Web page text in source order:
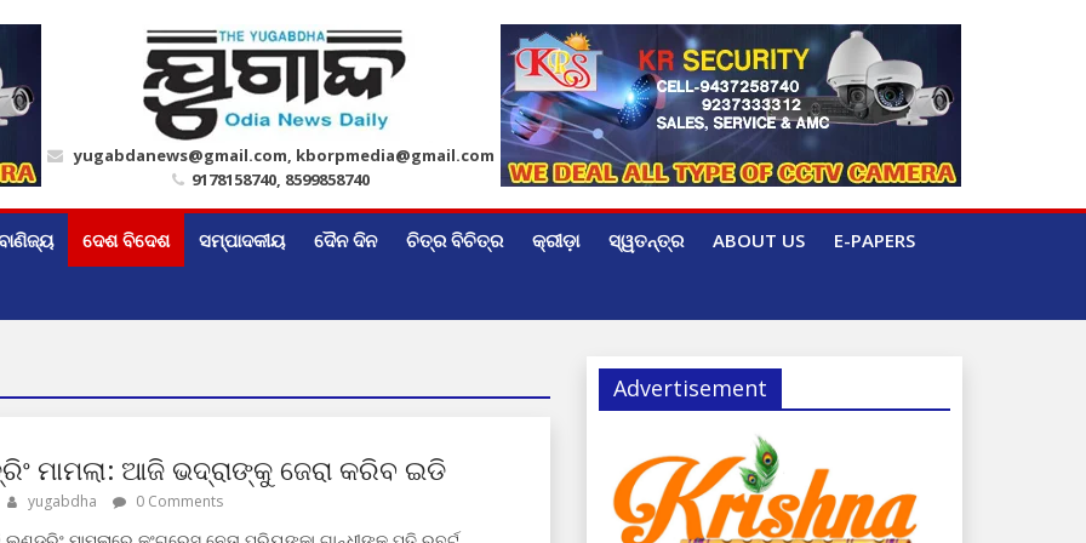
yugabdanews@gmail.com, kborpmedia@gmail.com
9178158740, 8599858740
ଦେଶ ବିଦେଶ ସମ୍ପାଦକୀୟ ଦୈନ ଦିନ ଚିତ୍ର ବିଚିତ୍ର କ୍ରୀଡ଼ା ସ୍ୱତନ୍ତ୍ର ABOUT US E-PAPERS
ମାମଲା: ଆଜି ଭଦ୍ରାଙ୍କୁ ଜେରା କରିବ ଇଡି
yugabdha 0 Comments
Advertisement